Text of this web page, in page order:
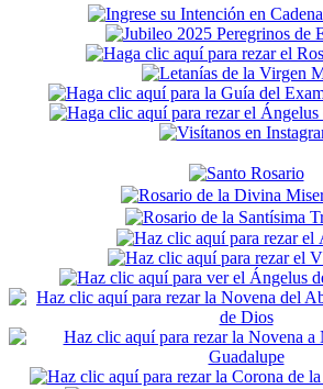
Secondary
Sidebar